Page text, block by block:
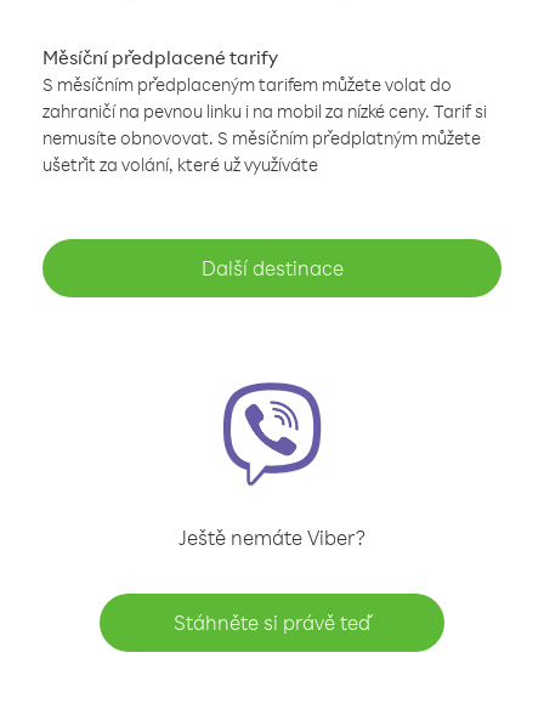
Měsíční předplacené tarify
S měsíčním předplaceným tarifem můžete volat do
zahraničí na pevnou linku i na mobil za nízké ceny. Tarif si
nemusíte obnovovat. S měsíčním předplatným můžete
ušetřit za volání, které už využíváte
Další destinace
Ještě nemáte Viber?
Stáhněte si právě teď